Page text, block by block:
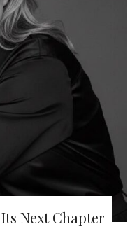
Next Chapter